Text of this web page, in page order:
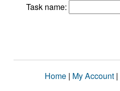
Task name:
Home | My Account |